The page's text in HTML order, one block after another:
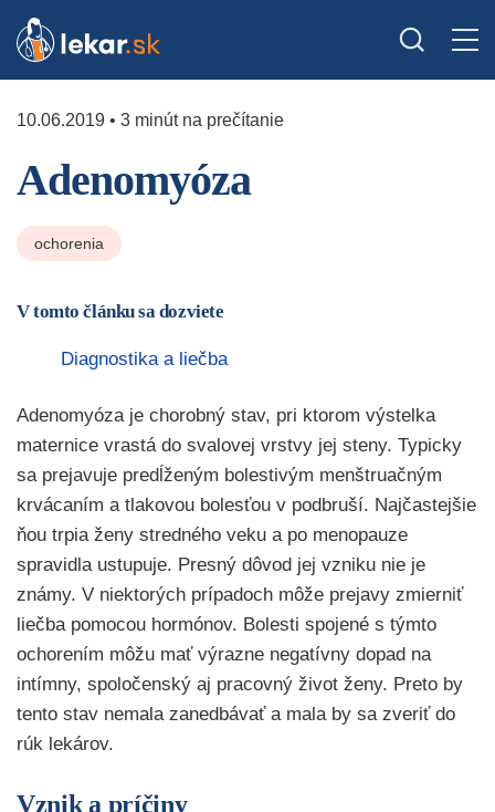
10.06.2019 • 3 minút na prečítanie
Adenomyóza
ochorenia
V tomto článku sa dozviete
Diagnostika a liečba
Adenomyóza je chorobný stav, pri ktorom výstelka
maternice vrastá do svalovej vrstvy jej steny. Typicky
sa prejavuje predĺženým bolestivým menštruačným
krvácaním a tlakovou bolesťou v podbruší. Najčastejšie
ňou trpia ženy stredného veku a po menopauze
spravidla ustupuje. Presný dôvod jej vzniku nie je
známy. V niektorých prípadoch môže prejavy zmierniť
liečba pomocou hormónov. Bolesti spojené s týmto
ochorením môžu mať výrazne negatívny dopad na
intímny, spoločenský aj pracovný život ženy. Preto by
tento stav nemala zanedbávať a mala by sa zveriť do
rúk lekárov.
Vznik a príčiny